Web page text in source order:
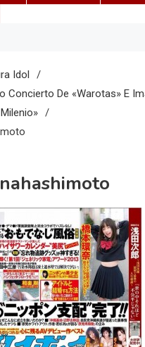
Idol
Concierto De «Warotas» E